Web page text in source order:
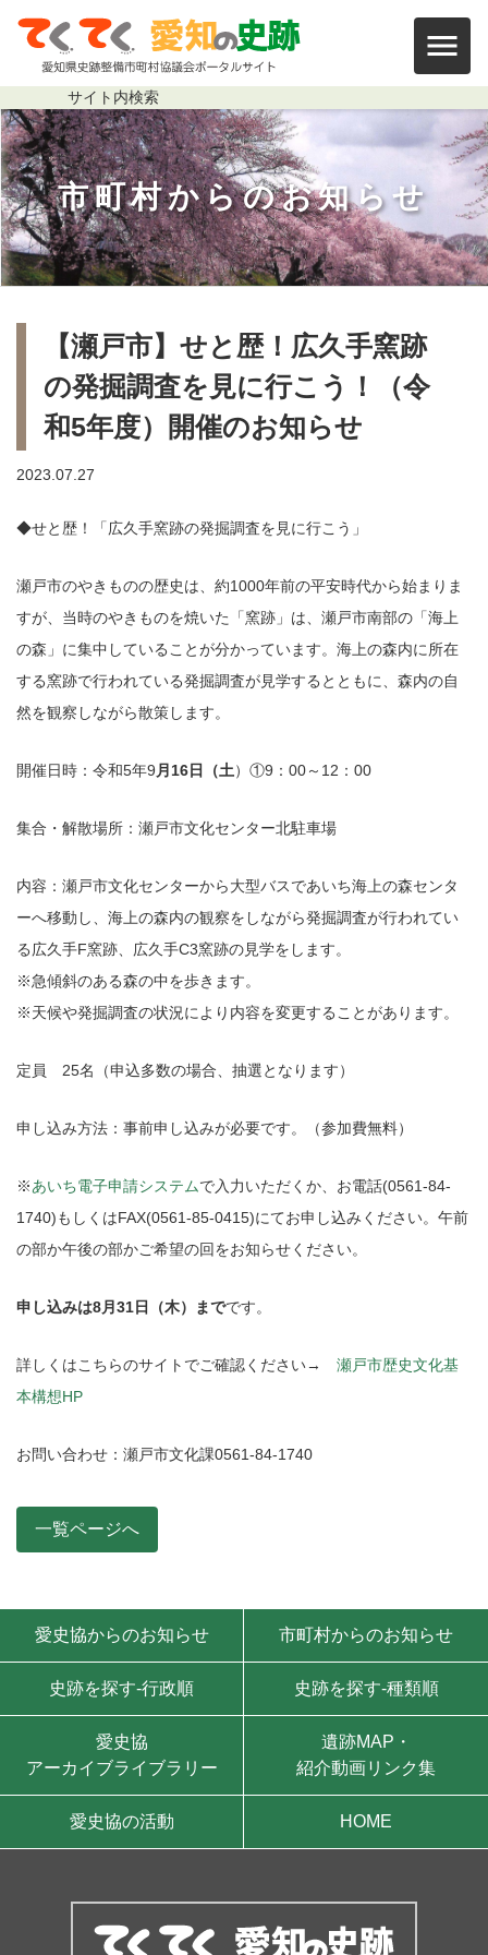
【瀬戸市】せと歴！広久手窯跡の発掘
サイト内検索
市町村からのお知らせ
パンくずリスト
【瀬戸市】せと歴！広久手窯跡
の発掘調査を見に行こう！（令
和5年度）開催のお知らせ
2023.07.27
◆せと歴！「広久手窯跡の発掘調査を見に行こう」
瀬戸市のやきものの歴史は、約1000年前の平安時代から始まりま
すが、当時のやきものを焼いた「窯跡」は、瀬戸市南部の「海上
の森」に集中していることが分かっています。海上の森内に所在
する窯跡で行われている発掘調査が見学するとともに、森内の自
然を観察しながら散策します。
開催日時：令和5年9 月16日（土）①9：00～12：00
集合・解散場所：瀬戸市文化センター北駐車場
内容：瀬戸市文化センターから大型バスであいち海上の森センタ
ーへ移動し、海上の森内の観察をしながら発掘調査が行われてい
る広久手F窯跡、広久手C3窯跡の見学をします。
※急傾斜のある森の中を歩きます。
※天候や発掘調査の状況により内容を変更することがあります。
定員 25名（申込多数の場合、抽選となります）
申し込み方法：事前申し込みが必要です。（参加費無料）
※あいち電子申請システムで入力いただくか、お電話(0561-84-
1740)もしくはFAX(0561-85-0415)にてお申し込みください。午前
の部か午後の部かご希望の回をお知らせください。
申し込みは8月31日（木）までです。
詳しくはこちらのサイトでご確認ください→ 瀬戸市歴史文化基
本構想HP
お問い合わせ：瀬戸市文化課0561-84-1740
一覧ページへ
モバイル用ナビゲーション
愛史協からのお知らせ 市町村からのお知らせ
史跡を探す-行政順 史跡を探す-種類順
愛史協
アーカイブライブラリー
遺跡MAP・
紹介動画リンク集
愛史協の活動 HOME
サイト情報